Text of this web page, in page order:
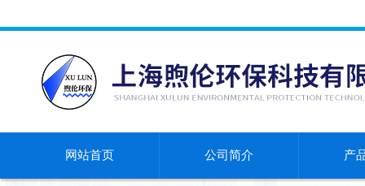
网站首页 公司简介 产